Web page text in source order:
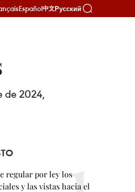
Español中文Русский
de 2024,
regular por ley los
y las vistas hacia el